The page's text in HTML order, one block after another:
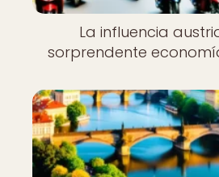
La influencia
sorprendente